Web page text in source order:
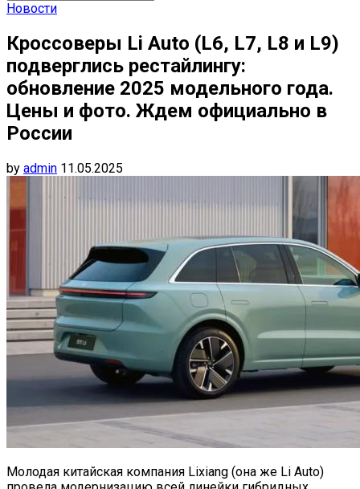
Новости
Кроссоверы Li Auto (L6, L7, L8 и L9)
подверглись рестайлингу:
обновление 2025 модельного года.
Цены и фото. Ждем официально в
России
by admin 11.05.2025
Молодая китайская компания Lixiang (она же Li Auto)